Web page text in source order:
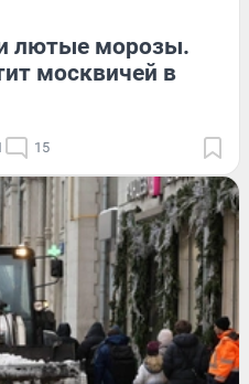
лютые морозы.
москвичей в
15